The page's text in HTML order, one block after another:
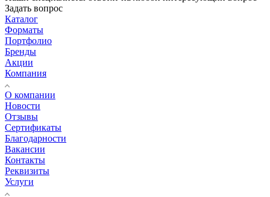
Задать вопрос
Каталог
Форматы
Портфолио
Бренды
Акции
Компания
О компании
Новости
Отзывы
Сертификаты
Благодарности
Вакансии
Контакты
Реквизиты
Услуги